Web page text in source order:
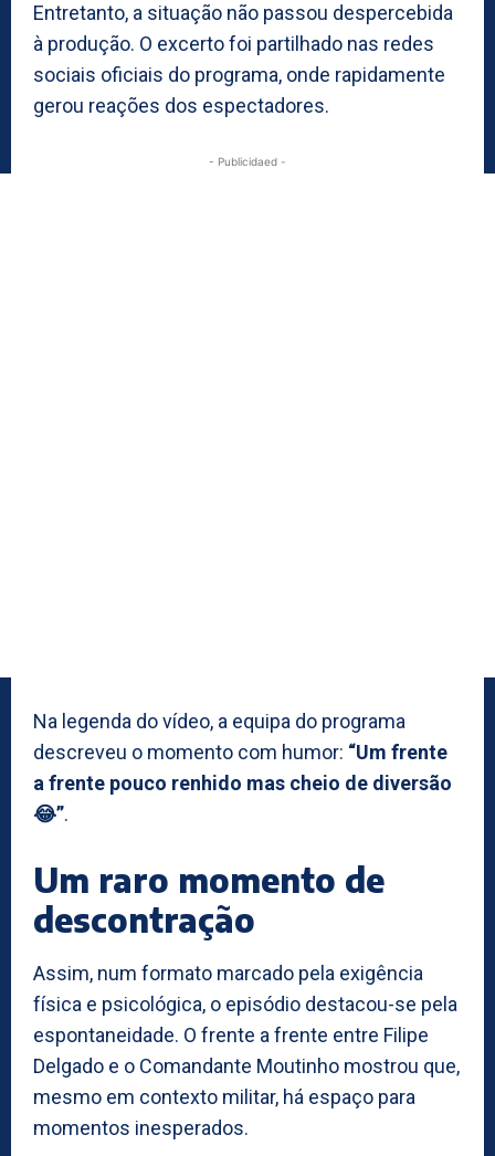
Entretanto, a situação não passou despercebida
à produção. O excerto foi partilhado nas redes
sociais oficiais do programa, onde rapidamente
gerou reações dos espectadores.
- Publicidaed -
Na legenda do vídeo, a equipa do programa
descreveu o momento com humor: “Um frente
a frente pouco renhido mas cheio de diversão
😂”.
Um raro momento de
descontração
Assim, num formato marcado pela exigência
física e psicológica, o episódio destacou-se pela
espontaneidade. O frente a frente entre Filipe
Delgado e o Comandante Moutinho mostrou que,
mesmo em contexto militar, há espaço para
momentos inesperados.